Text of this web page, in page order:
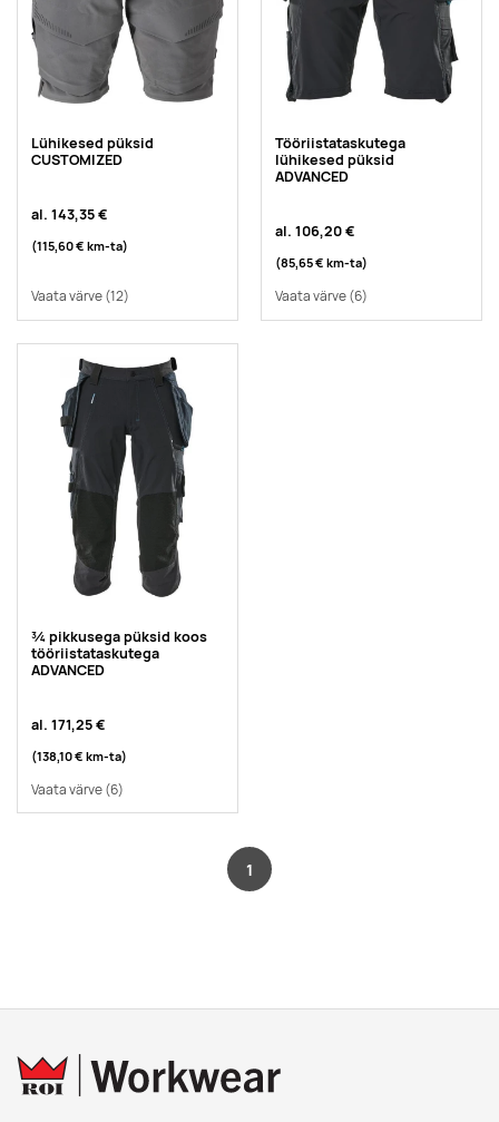
Lühikesed püksid
CUSTOMIZED
al. 143,35 €
(115,60 € km-ta)
Vaata värve(12)
Tööriistataskutega
lühikesed püksid
ADVANCED
al. 106,20 €
(85,65 € km-ta)
Vaata värve(6)
¾ pikkusega püksid koos
tööriistataskutega
ADVANCED
al. 171,25 €
(138,10 € km-ta)
Vaata värve(6)
1